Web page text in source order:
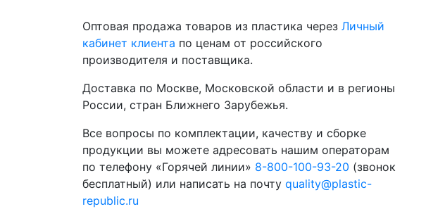
Оптовая продажа товаров из пластика через Личный
кабинет клиента по ценам от российского
производителя и поставщика.
Доставка по Москве, Московской области и в регионы
России, стран Ближнего Зарубежья.
Все вопросы по комплектации, качеству и сборке
продукции вы можете адресовать нашим операторам
по телефону «Горячей линии» 8-800-100-93-20 (звонок
бесплатный) или написать на почту quality@plastic-
republic.ru